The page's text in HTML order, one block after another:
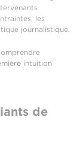
les
journalistique.
intuition
de